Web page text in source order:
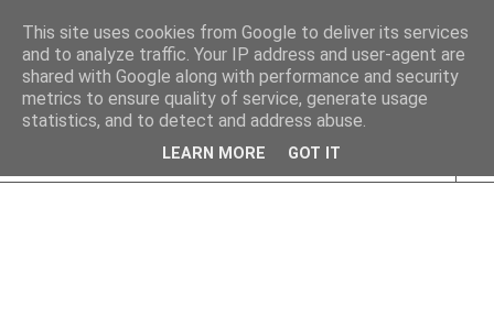
This site uses cookies from Google to deliver its services
and to analyze traffic. Your IP address and user-agent are
shared with Google along with performance and security
metrics to ensure quality of service, generate usage
statistics, and to detect and address abuse.
LEARN MORE GOT IT